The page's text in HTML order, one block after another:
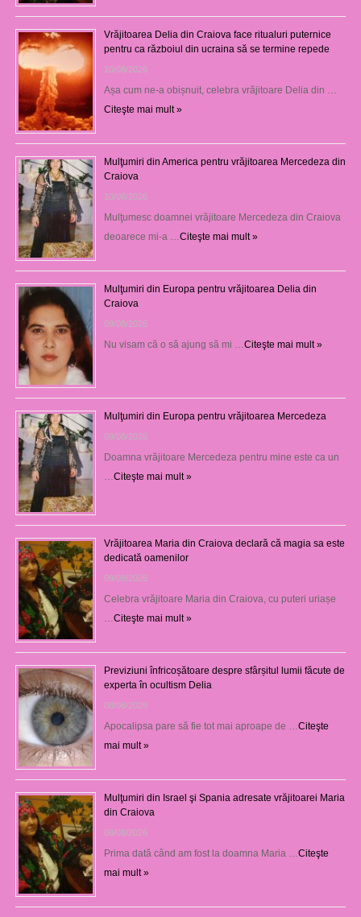
Vrăjitoarea Delia din Craiova face ritualuri puternice
pentru ca războiul din ucraina să se termine repede
10/08/2026
Așa cum ne-a obișnuit, celebra vrăjitoare Delia din …
Citeşte mai mult »
Mulţumiri din America pentru vrăjitoarea Mercedeza din
Craiova
10/08/2026
Mulţumesc doamnei vrăjitoare Mercedeza din Craiova
deoarece mi-a … Citeşte mai mult »
Mulţumiri din Europa pentru vrăjitoarea Delia din
Craiova
09/08/2026
Nu visam că o să ajung să mi … Citeşte mai mult »
Mulţumiri din Europa pentru vrăjitoarea Mercedeza
09/08/2026
Doamna vrăjitoare Mercedeza pentru mine este ca un
Citeşte mai mult »
Vrăjitoarea Maria din Craiova declară că magia sa este
dedicată oamenilor
09/08/2026
Celebra vrăjitoare Maria din Craiova, cu puteri uriașe
Citeşte mai mult »
Previziuni înfricoșătoare despre sfârșitul lumii făcute de
experta în ocultism Delia
08/08/2026
Apocalipsa pare să fie tot mai aproape de … Citeşte
mai mult »
Mulţumiri din Israel şi Spania adresate vrăjitoarei Maria
din Craiova
08/08/2026
Prima dată când am fost la doamna Maria … Citeşte
mai mult »